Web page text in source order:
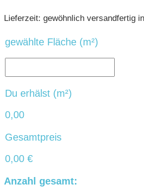
Lieferzeit: gewöhnlich versandfertig
gewählte Fläche (m²)
Du erhälst (m²)
0,00
Gesamtpreis
0,00 €
Anzahl gesamt: